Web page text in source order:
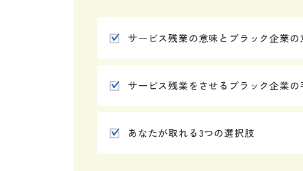
サービス残業の意味とブラック企業の
サービス残業をさせるブラック企業の
あなたが取れる3つの選択肢